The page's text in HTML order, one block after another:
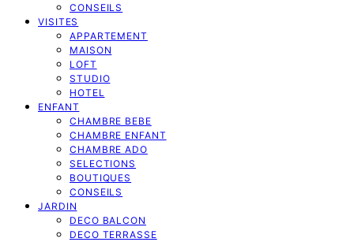
CONSEILS
VISITES
APPARTEMENT
MAISON
LOFT
STUDIO
HOTEL
ENFANT
CHAMBRE BEBE
CHAMBRE ENFANT
CHAMBRE ADO
SELECTIONS
BOUTIQUES
CONSEILS
JARDIN
DECO BALCON
DECO TERRASSE